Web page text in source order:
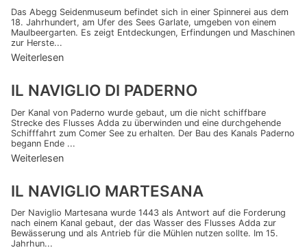
Das Abegg Seidenmuseum befindet sich in einer Spinnerei aus dem
18. Jahrhundert, am Ufer des Sees Garlate, umgeben von einem
Maulbeergarten. Es zeigt Entdeckungen, Erfindungen und Maschinen
zur Herste...
Weiterlesen
IL NAVIGLIO DI PADERNO
Der Kanal von Paderno wurde gebaut, um die nicht schiffbare
Strecke des Flusses Adda zu überwinden und eine durchgehende
Schifffahrt zum Comer See zu erhalten. Der Bau des Kanals Paderno
begann Ende ...
Weiterlesen
IL NAVIGLIO MARTESANA
Der Naviglio Martesana wurde 1443 als Antwort auf die Forderung
nach einem Kanal gebaut, der das Wasser des Flusses Adda zur
Bewässerung und als Antrieb für die Mühlen nutzen sollte. Im 15.
Jahrhun...